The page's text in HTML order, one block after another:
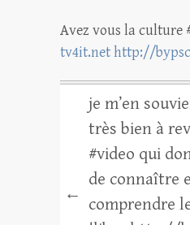
Avez vous la culture
tv4it.nethttp://
←
je m’en
très bien à
#video qui
de connaître
comprendre